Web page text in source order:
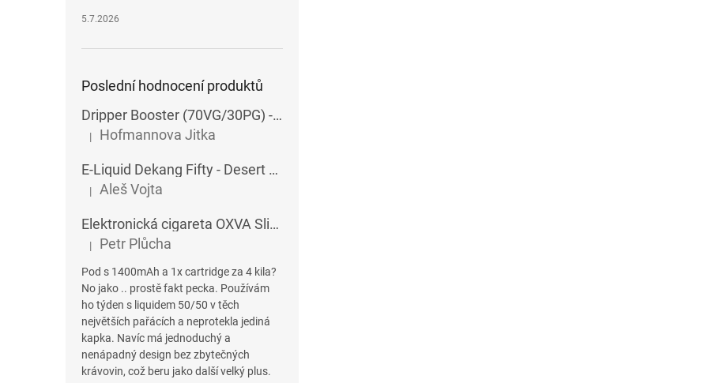
5.7.2026
Poslední hodnocení produktů
Dripper Booster (70VG/30PG) - Imperia - 5x10 ml - 15 mg
Hodnocení produktu je 5 z 5 hvězdiček.
| Hofmannova Jitka
E-Liquid Dekang Fifty - Desert Ship - 10 ml
Hodnocení produktu je 5 z 5 hvězdiček.
| Aleš Vojta
Elektronická cigareta OXVA SlimStick X POD 1400 mAh
Hodnocení produktu je 5 z 5 hvězdiček.
| Petr Plůcha
Pod s 1400mAh a 1x cartridge za 4 kila?
No jako .. prostě fakt pecka. Používám
ho týden s liquidem 50/50 v těch
největších pařácích a neprotekla jediná
kapka. Navíc má jednoduchý a
nenápadný design bez zbytečných
krávovin, což beru jako další velký plus.